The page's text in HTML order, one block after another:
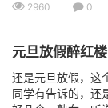
2960 0
元旦放假醉红楼
还是元旦放假，这
同学有告诉的，还